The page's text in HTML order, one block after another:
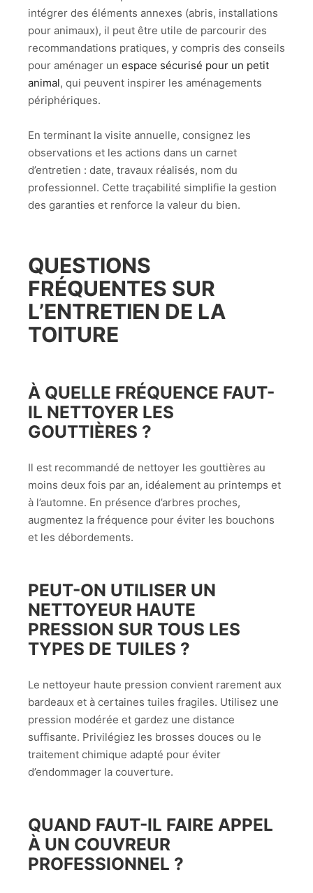
intégrer des éléments annexes (abris, installations
pour animaux), il peut être utile de parcourir des
recommandations pratiques, y compris des conseils
pour aménager un espace sécurisé pour un petit
animal, qui peuvent inspirer les aménagements
périphériques.
En terminant la visite annuelle, consignez les
observations et les actions dans un carnet
d’entretien : date, travaux réalisés, nom du
professionnel. Cette traçabilité simplifie la gestion
des garanties et renforce la valeur du bien.
QUESTIONS
FRÉQUENTES SUR
L’ENTRETIEN DE LA
TOITURE
À QUELLE FRÉQUENCE FAUT-
IL NETTOYER LES
GOUTTIÈRES ?
Il est recommandé de nettoyer les gouttières au
moins deux fois par an, idéalement au printemps et
à l’automne. En présence d’arbres proches,
augmentez la fréquence pour éviter les bouchons
et les débordements.
PEUT-ON UTILISER UN
NETTOYEUR HAUTE
PRESSION SUR TOUS LES
TYPES DE TUILES ?
Le nettoyeur haute pression convient rarement aux
bardeaux et à certaines tuiles fragiles. Utilisez une
pression modérée et gardez une distance
suffisante. Privilégiez les brosses douces ou le
traitement chimique adapté pour éviter
d’endommager la couverture.
QUAND FAUT-IL FAIRE APPEL
À UN COUVREUR
PROFESSIONNEL ?